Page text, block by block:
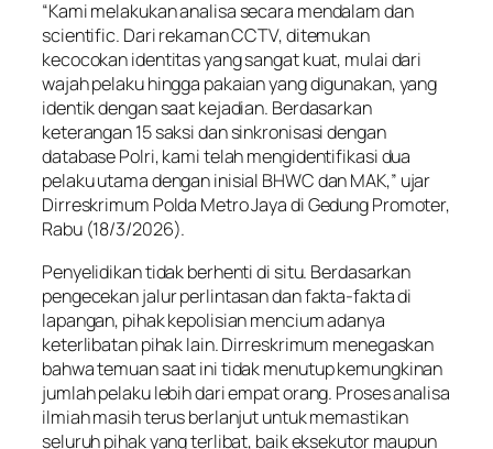
“Kami melakukan analisa secara mendalam dan
scientific. Dari rekaman CCTV, ditemukan
kecocokan identitas yang sangat kuat, mulai dari
wajah pelaku hingga pakaian yang digunakan, yang
identik dengan saat kejadian. Berdasarkan
keterangan 15 saksi dan sinkronisasi dengan
database Polri, kami telah mengidentifikasi dua
pelaku utama dengan inisial BHWC dan MAK,” ujar
Dirreskrimum Polda Metro Jaya di Gedung Promoter,
Rabu (18/3/2026).
Penyelidikan tidak berhenti di situ. Berdasarkan
pengecekan jalur perlintasan dan fakta-fakta di
lapangan, pihak kepolisian mencium adanya
keterlibatan pihak lain. Dirreskrimum menegaskan
bahwa temuan saat ini tidak menutup kemungkinan
jumlah pelaku lebih dari empat orang. Proses analisa
ilmiah masih terus berlanjut untuk memastikan
seluruh pihak yang terlibat, baik eksekutor maupun